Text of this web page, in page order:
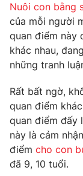
Phim VTV
Hậu trường
Nhân vật
Khán giả
Giải sao mai
Giải trí
Điện ảnh
Sao
Đời sống
Du lịch
Làm đẹp
Chất lượng
Giáo dục
Tuyển sinh
Học trực tuyến
Công nghệ
Hitech Công
Giao lưu trực
Nuôi con bằng
của mỗi người
quan điểm này
khác nhau,
những tranh
Rất bất ngờ,
quan điểm
quan điểm đấy
này là cảm
điểm cho con
đã 9, 10 tuổi.